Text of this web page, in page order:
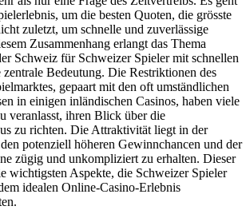
um die besten Quoten, die grösste
zuletzt, um schnelle und zuverlässige
Zusammenhang erlangt das Thema
Schweiz für Schweizer Spieler mit schnellen
zentrale Bedeutung. Die Restriktionen des
gepaart mit den oft umständlichen
in einigen inländischen Casinos, haben viele
veranlasst, ihren Blick über die
zu richten. Die Attraktivität liegt in der
potenziell höheren Gewinnchancen und der
zügig und unkompliziert zu erhalten. Dieser
wichtigsten Aspekte, die Schweizer Spieler
idealen Online-Casino-Erlebnis